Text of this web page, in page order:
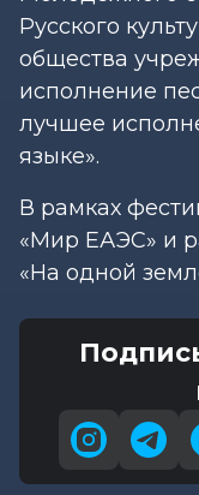
Русского
общества
исполнение
лучшее
языке».
В рамках
«Мир ЕАЭС» и
«На одной